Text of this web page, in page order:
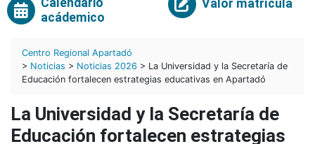
acádemico
Valor matrícula
Centro Regional Apartadó
> Noticias > Noticias 2026 > La Universidad y la Secretaría de
Educación fortalecen estrategias educativas en Apartadó
La Universidad y la Secretaría de
Educación fortalecen estrategias